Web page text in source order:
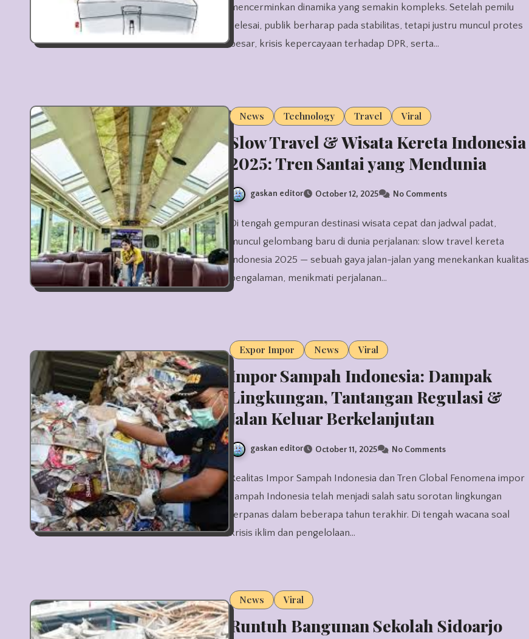
mencerminkan dinamika yang semakin kompleks. Setelah pemilu
selesai, publik berharap pada stabilitas, tetapi justru muncul protes
besar, krisis kepercayaan terhadap DPR, serta…
News Technology Travel Viral
Slow Travel & Wisata Kereta Indonesia
2025: Tren Santai yang Mendunia
gaskan editor October 12, 2025 No Comments
Di tengah gempuran destinasi wisata cepat dan jadwal padat,
muncul gelombang baru di dunia perjalanan: slow travel kereta
Indonesia 2025 — sebuah gaya jalan-jalan yang menekankan kualitas
pengalaman, menikmati perjalanan…
Expor Impor News Viral
Impor Sampah Indonesia: Dampak
Lingkungan, Tantangan Regulasi &
Jalan Keluar Berkelanjutan
gaskan editor October 11, 2025 No Comments
Realitas Impor Sampah Indonesia dan Tren Global Fenomena impor
sampah Indonesia telah menjadi salah satu sorotan lingkungan
terpanas dalam beberapa tahun terakhir. Di tengah wacana soal
krisis iklim dan pengelolaan…
News Viral
Runtuh Bangunan Sekolah Sidoarjo